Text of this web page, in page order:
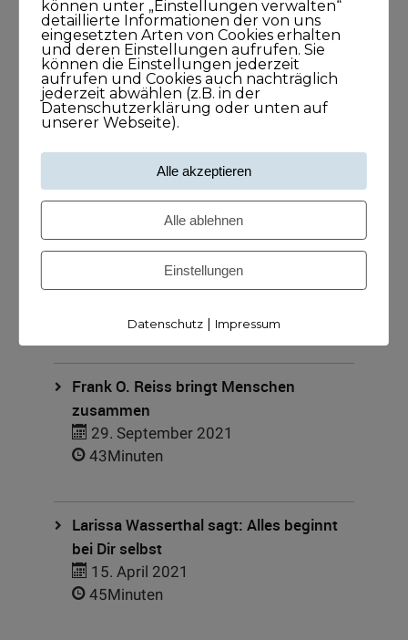
Meine Podcasts
Andreas Dämon ist der Geburtshelfer
für Lösungen
26. November 2021
1Stunde1Minuten
Frank O. Reiss bringt Menschen
zusammen
29. September 2021
43Minuten
Larissa Wasserthal sagt: Alles beginnt
bei Dir selbst
15. April 2021
45Minuten
können unter „Einstellungen verwalten“
detaillierte Informationen der von uns
eingesetzten Arten von Cookies erhalten
und deren Einstellungen aufrufen. Sie
können die Einstellungen jederzeit
aufrufen und Cookies auch nachträglich
jederzeit abwählen (z.B. in der
Datenschutzerklärung oder unten auf
unserer Webseite).
Alle akzeptieren
Alle ablehnen
Einstellungen
Datenschutz| Impressum